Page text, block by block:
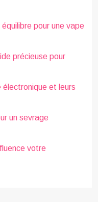
pour une vape
précieuse pour
électronique et leurs
un sevrage
votre